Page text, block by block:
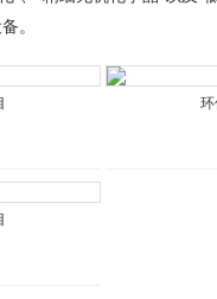
。
环